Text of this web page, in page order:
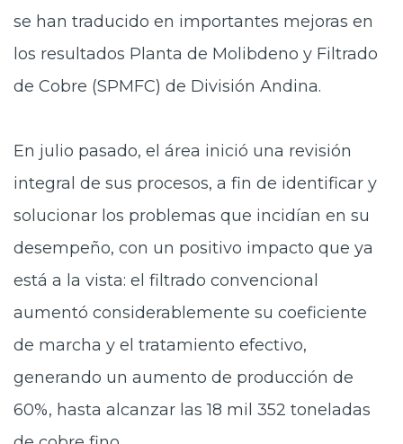
se han traducido en importantes mejoras en
los resultados Planta de Molibdeno y Filtrado
de Cobre (SPMFC) de División Andina.
En julio pasado, el área inició una revisión
integral de sus procesos, a fin de identificar y
solucionar los problemas que incidían en su
desempeño, con un positivo impacto que ya
está a la vista: e l filtrado convencional
aumentó considerablemente su coeficiente
de marcha y el tratamiento efectivo,
generando un aumento de producción de
60%, hasta alcanzar las 18 mil 352 toneladas